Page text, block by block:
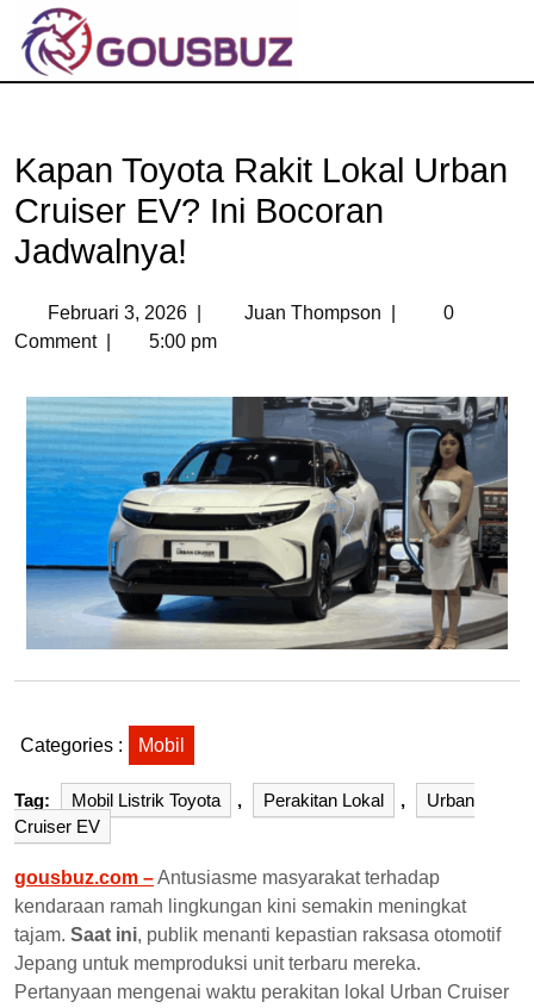
Kapan Toyota Rakit Lokal Urban
Cruiser EV? Ini Bocoran
Jadwalnya!
Februari 3, 2026 Juan Thompson
0
Comment
5:00 pm
Categories : Mobil
Tag: Mobil Listrik Toyota , Perakitan Lokal ,
Urban
Cruiser EV
gousbuz.com –Antusiasme masyarakat terhadap
kendaraan ramah lingkungan kini semakin meningkat
tajam. Saat ini, publik menanti kepastian raksasa otomotif
Jepang untuk memproduksi unit terbaru mereka.
Pertanyaan mengenai waktu perakitan lokal Urban Cruiser